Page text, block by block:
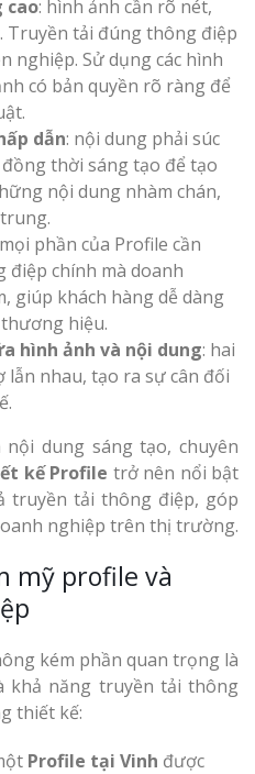
cao: hình ảnh cần rõ nét,
Truyền tải đúng thông điệp
nghiệp. Sử dụng các hình
có bản quyền rõ ràng để
dẫn: nội dung phải súc
thời sáng tạo để tạo
nội dung nhàm chán,
phần của Profile cần
chính mà doanh
giúp khách hàng dễ dàng
hiệu.
hình ảnh và nội dung: hai
nhau, tạo ra sự cân đối
dung sáng tạo, chuyên
kế Profile trở nên nổi bật
truyền tải thông điệp, góp
nghiệp trên thị trường.
mỹ profile và
kém phần quan trọng là
khả năng truyền tải thông
thiết kế:
Profile tại Vinh được